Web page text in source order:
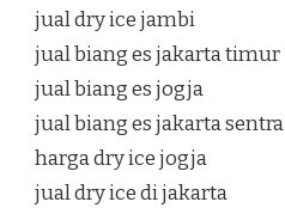
jual dry ice jambi
jual biang es jakarta timur
jual biang es jogja
jual biang es jakarta sentra
harga dry ice jogja
jual dry ice di jakarta